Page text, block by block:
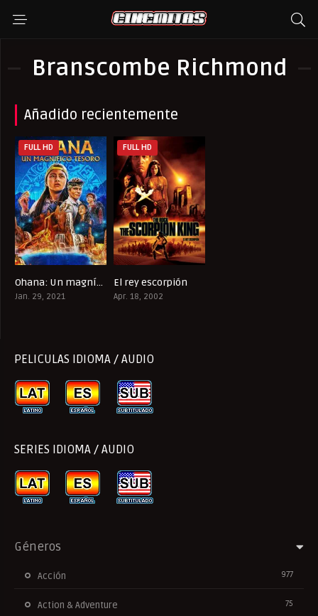
Branscombe Richmond
Añadido recientemente
6.1
FULL HD
Ohana: Un magnífico tesoro
Jan. 29, 2021
FULL HD
El rey escorpión
Apr. 18, 2002
PELICULAS IDIOMA / AUDIO
SERIES IDIOMA / AUDIO
Géneros
Acción 977
Action & Adventure 75